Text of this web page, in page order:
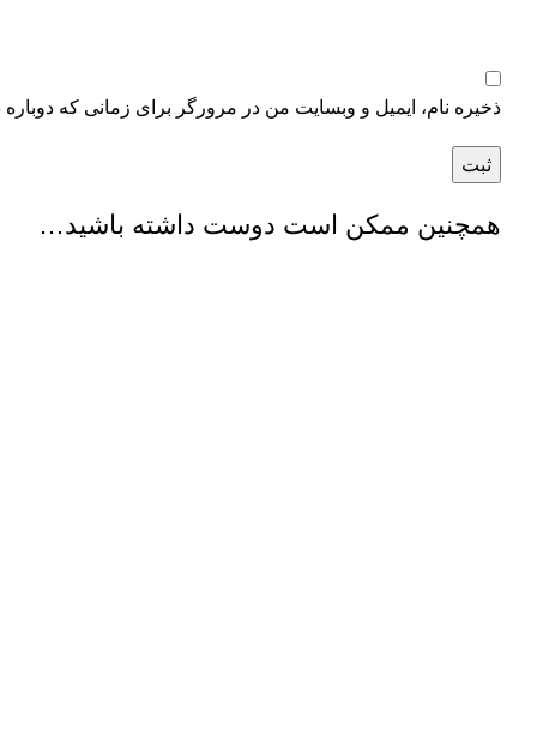
ذخیره نام، ایمیل و وبسایت من در مرورگر برای زمانی که
همچنین ممکن است دوست داشته باشید…